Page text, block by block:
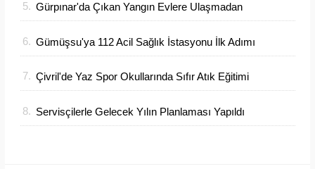
5. Gürpınar'da Çıkan Yangın Evlere Ulaşmadan
6. Gümüşsu'ya 112 Acil Sağlık İstasyonu İlk Adımı
7. Çivril'de Yaz Spor Okullarında Sıfır Atık Eğitimi
8. Servisçilerle Gelecek Yılın Planlaması Yapıldı